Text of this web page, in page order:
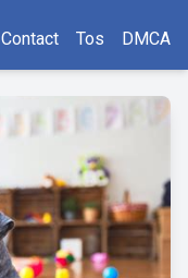
Contact Tos DMCA